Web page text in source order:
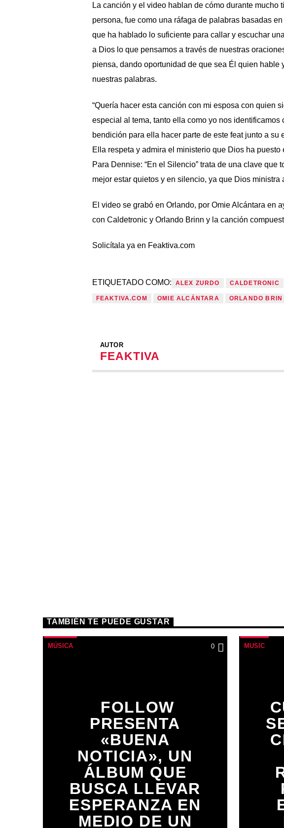
La canción y el video hablan de cómo durante mucho
persona, fue como una ráfaga de palabras basadas
que ha hablado lo suficiente para callar y escuchar
a Dios lo que pensamos a través de nuestras
piensa, dando oportunidad de que sea Él quien
nuestras palabras.
“Quería hacer esta canción con mi esposa con quien
especial al tema, tanto ella como yo nos
bendición para ella hacer parte de este feat junto a
Ella respeta y admira el ministerio que Dios ha
Para Dennise: “En el Silencio” trata de una clave
mejor estar quietos y en silencio, ya que Dios
El video se grabó en Orlando, por Omie Alcántara en
con Caldetronic y Orlando Brinn y la canción
Solicítala ya en Feaktiva.com
ETIQUETADO COMO: ALEX ZURDO CALDETRONIC
FEAKTIVA.COM OMIE ALCÁNTARA ORLANDO BRIN
AUTOR
FEAKTIVA
TAMBIÉN TE PUEDE GUSTAR
MÚSICA 0
FOLLOW
PRESENTA
«BUENA
NOTICIA», UN
ÁLBUM QUE
BUSCA LLEVAR
ESPERANZA EN
MEDIO DE UN
MUSIC